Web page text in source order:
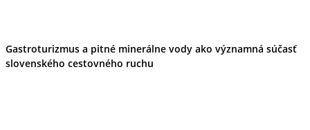
Gastroturizmus a pitné minerálne vody ako významná súčasť
slovenského cestovného ruchu